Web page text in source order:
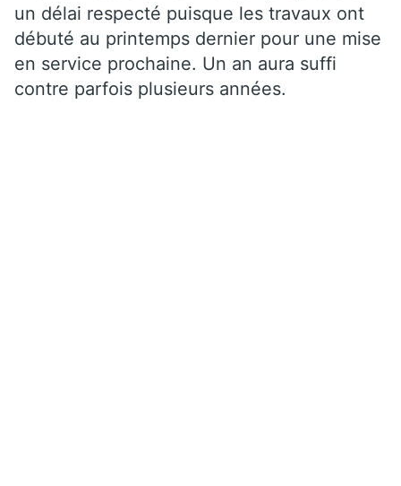
un délai respecté puisque les travaux ont
débuté au printemps dernier pour une mise
en service prochaine. Un an aura suffi
contre parfois plusieurs années.